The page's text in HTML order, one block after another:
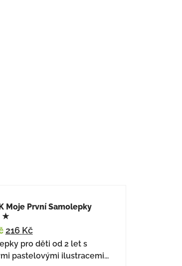
Moje První Samolepky
★
216 Kč
pro děti od 2 let s
pastelovými ilustracemi...